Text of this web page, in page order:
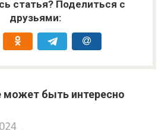
статья? Поделиться с
друзьями:
быть интересно